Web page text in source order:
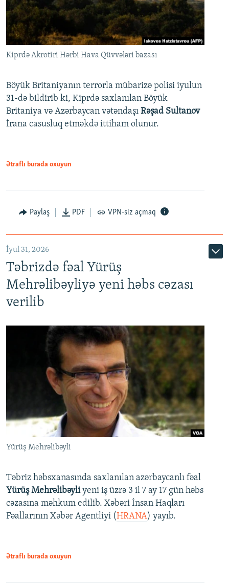
Kiprdə Akrotiri Hərbi Hava Qüvvələri bazası
Böyük Britaniyanın terrorla mübarizə polisi iyulun
31-də bildirib ki, Kiprdə saxlanılan Böyük
Britaniya və Azərbaycan vətəndaşı Rəşad Sultanov
İrana casusluq etməkdə ittiham olunur.
Ətraflı burada oxuyun
Paylaş PDF VPN-siz açmaq
İyul 31, 2026
Təbrizdə fəal Yürüş
Mehrəlibəyliyə yeni həbs cəzası
verilib
Yürüş Mehrəlibəyli
Təbriz həbsxanasında saxlanılan azərbaycanlı fəal
Yürüş Mehrəlibəyliyeni iş üzrə 3 il 7 ay 17 gün həbs
cəzasına məhkum edilib. Xəbəri İnsan Haqları
Fəallarının Xəbər Agentliyi (HRANA) yayıb.
Ətraflı burada oxuyun